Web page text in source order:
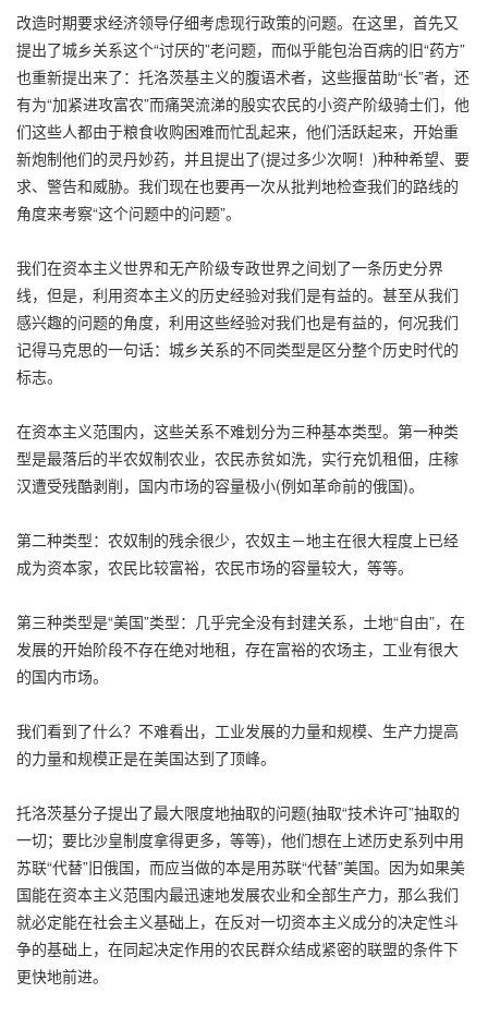
改造时期要求经济领导仔细考虑现行政策的问题。在这里，首先又
提出了城乡关系这个“讨厌的”老问题，而似乎能包治百病的旧“药方”
也重新提出来了：托洛茨基主义的腹语术者，这些揠苗助“长”者，还
有为“加紧进攻富农”而痛哭流涕的殷实农民的小资产阶级骑士们，他
们这些人都由于粮食收购困难而忙乱起来，他们活跃起来，开始重
新炮制他们的灵丹妙药，并且提出了(提过多少次啊！)种种希望、要
求、警告和威胁。我们现在也要再一次从批判地检查我们的路线的
角度来考察“这个问题中的问题”。
我们在资本主义世界和无产阶级专政世界之间划了一条历史分界
线，但是，利用资本主义的历史经验对我们是有益的。甚至从我们
感兴趣的问题的角度，利用这些经验对我们也是有益的，何况我们
记得马克思的一句话：城乡关系的不同类型是区分整个历史时代的
标志。
在资本主义范围内，这些关系不难划分为三种基本类型。第一种类
型是最落后的半农奴制农业，农民赤贫如洗，实行充饥租佃，庄稼
汉遭受残酷剥削，国内市场的容量极小(例如革命前的俄国)。
第二种类型：农奴制的残余很少，农奴主－地主在很大程度上已经
成为资本家，农民比较富裕，农民市场的容量较大，等等。
第三种类型是“美国”类型：几乎完全没有封建关系，土地“自由”，在
发展的开始阶段不存在绝对地租，存在富裕的农场主，工业有很大
的国内市场。
我们看到了什么？不难看出，工业发展的力量和规模、生产力提高
的力量和规模正是在美国达到了顶峰。
托洛茨基分子提出了最大限度地抽取的问题(抽取“技术许可”抽取的
一切；要比沙皇制度拿得更多，等等)，他们想在上述历史系列中用
苏联“代替”旧俄国，而应当做的本是用苏联“代替”美国。因为如果美
国能在资本主义范围内最迅速地发展农业和全部生产力，那么我们
就必定能在社会主义基础上，在反对一切资本主义成分的决定性斗
争的基础上，在同起决定作用的农民群众结成紧密的联盟的条件下
更快地前进。